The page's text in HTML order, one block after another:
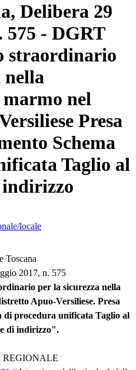
Delibera 29
575 - DGRT
straordinario
nella
nel
Presa
Schema
Taglio al
locale
Toscana
2017, n. 575
per la sicurezza nella
Apuo-Versiliese. Presa
di procedura unificata Taglio al
di indirizzo".